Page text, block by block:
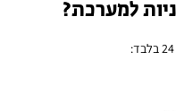
למערכת?